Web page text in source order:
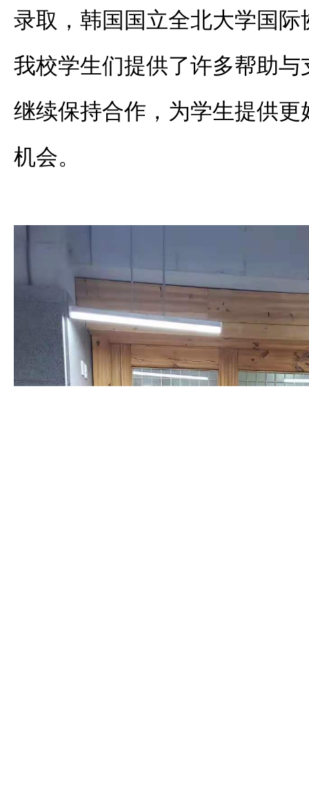
录取，韩国国立全北大学国
我校学生们提供了许多帮助
继续保持合作，为学生提供
机会。